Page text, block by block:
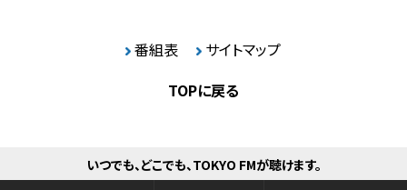
番組表
サイトマップ
TOPに戻る
いつでも、どこでも、TOKYO FMが聴けます。